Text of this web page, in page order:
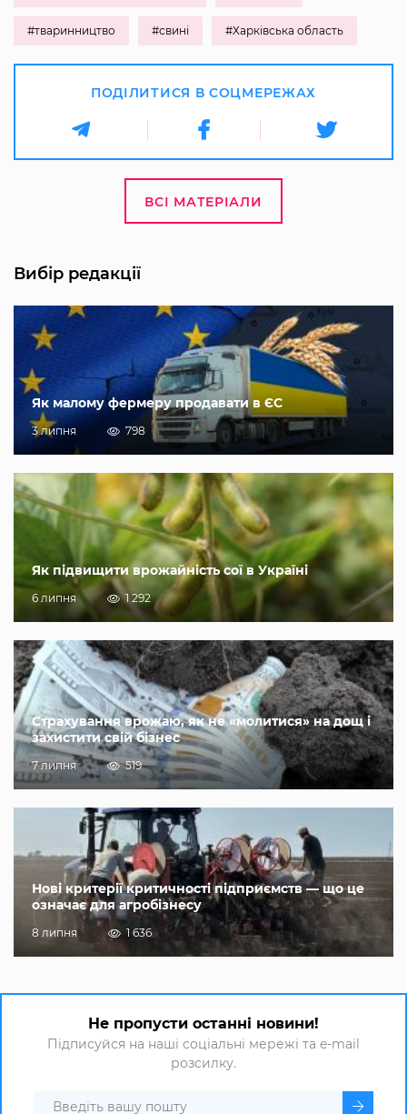
#тваринництво #свині #Харківська область
ПОДІЛИТИСЯ В СОЦМЕРЕЖАХ
ВСІ МАТЕРІАЛИ
Вибір редакції
Як малому фермеру продавати в ЄС
3 липня 798
Як підвищити врожайність сої в Україні
6 липня 1 292
Страхування врожаю, як не «молитися» на дощ і
захистити свій бізнес
7 липня 519
Нові критерії критичності підприємств — що це
означає для агробізнесу
8 липня 1 636
Не пропусти останні новини!
Підписуйся на наші соціальні мережі та e-mail
розсилку.